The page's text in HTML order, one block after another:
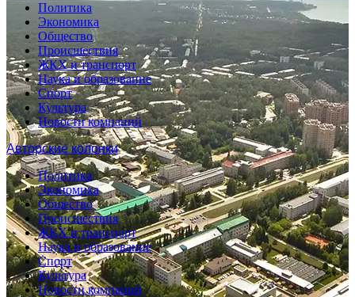
Политика
Экономика
Общество
Происшествия
ЖКХ и транспорт
Наука и образование
Спорт
Культура
Новости компаний
Авторские колонки
Политика
Экономика
Общество
Происшествия
ЖКХ и транспорт
Наука и образование
Спорт
Культура
Новости компаний